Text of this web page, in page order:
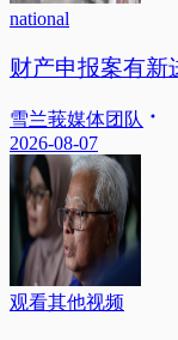
national
财产申报案有新
雪兰莪媒体团队
2026-08-07
观看其他视频